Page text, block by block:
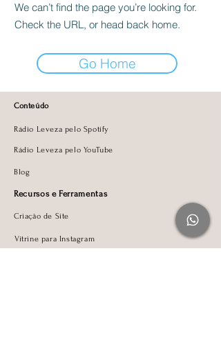
We can’t find the page you’re looking for.
Check the URL, or head back home.
Go Home
Conteúdo
Rádio Leveza pelo Spotify
Rádio Leveza pelo YouTube
Blog
Recursos e Ferramentas
Criação de Site
Vitrine para Instagram